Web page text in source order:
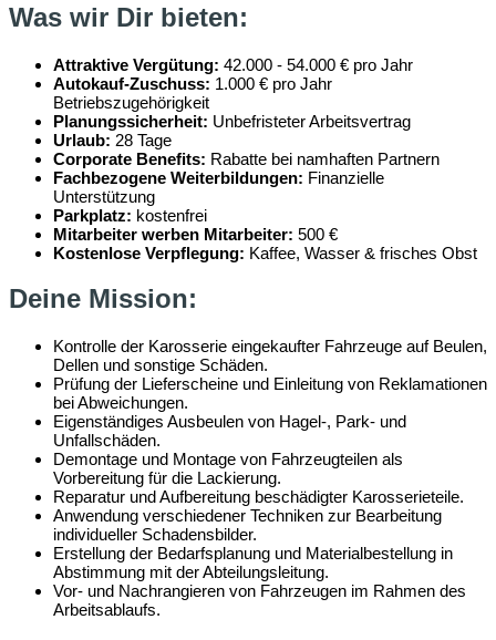
Was wir Dir bieten:
Attraktive Vergütung: 42.000 - 54.000 € pro Jahr
Autokauf-Zuschuss: 1.000 € pro Jahr
Betriebszugehörigkeit
Planungssicherheit: Unbefristeter Arbeitsvertrag
Urlaub: 28 Tage
Corporate Benefits: Rabatte bei namhaften Partnern
Fachbezogene Weiterbildungen: Finanzielle
Unterstützung
Parkplatz: kostenfrei
Mitarbeiter werben Mitarbeiter: 500 €
Kostenlose Verpflegung: Kaffee, Wasser & frisches Obst
Deine Mission:
Kontrolle der Karosserie eingekaufter Fahrzeuge auf Beulen,
Dellen und sonstige Schäden.
Prüfung der Lieferscheine und Einleitung von Reklamationen
bei Abweichungen.
Eigenständiges Ausbeulen von Hagel-, Park- und
Unfallschäden.
Demontage und Montage von Fahrzeugteilen als
Vorbereitung für die Lackierung.
Reparatur und Aufbereitung beschädigter Karosserieteile.
Anwendung verschiedener Techniken zur Bearbeitung
individueller Schadensbilder.
Erstellung der Bedarfsplanung und Materialbestellung in
Abstimmung mit der Abteilungsleitung.
Vor- und Nachrangieren von Fahrzeugen im Rahmen des
Arbeitsablaufs.